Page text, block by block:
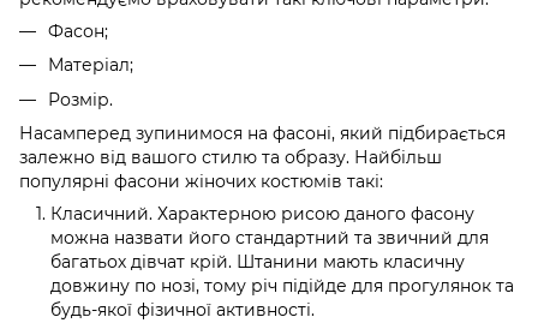
Фасон;
Матеріал;
Розмір.
Насамперед зупинимося на фасоні, який підбирається
залежно від вашого стилю та образу. Найбільш
популярні фасони жіночих костюмів такі:
Класичний. Характерною рисою даного фасону
можна назвати його стандартний та звичний для
багатьох дівчат крій. Штанини мають класичну
довжину по нозі, тому річ підійде для прогулянок та
будь-якої фізичної активності.